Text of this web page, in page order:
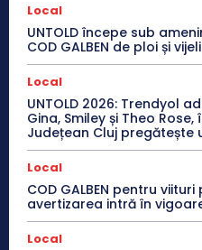
Local
UNTOLD începe sub
COD GALBEN de ploi și
Local
UNTOLD 2026: Trendyol
Gina, Smiley și Theo
Județean Cluj pregătește
Local
COD GALBEN pentru
avertizarea intră în
Local